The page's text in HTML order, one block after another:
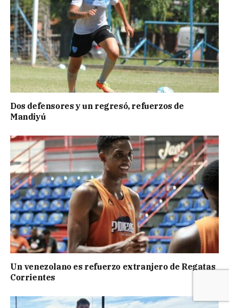
Dos defensores y un regresó, refuerzos de
Mandiyú
Un venezolano es refuerzo extranjero de Regatas
Corrientes